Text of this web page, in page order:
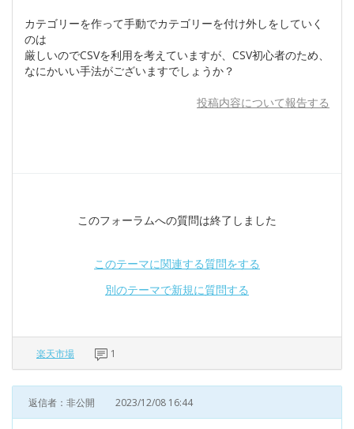
カテゴリーを作って手動でカテゴリーを付け外しをしていく
のは
厳しいのでCSVを利用を考えていますが、CSV初心者のため、
なにかいい手法がございますでしょうか？
投稿内容について報告する
このフォーラムへの質問は終了しました
このテーマに関連する質問をする
別のテーマで新規に質問する
楽天市場 1
返信者：非公開 2023/12/08 16:44